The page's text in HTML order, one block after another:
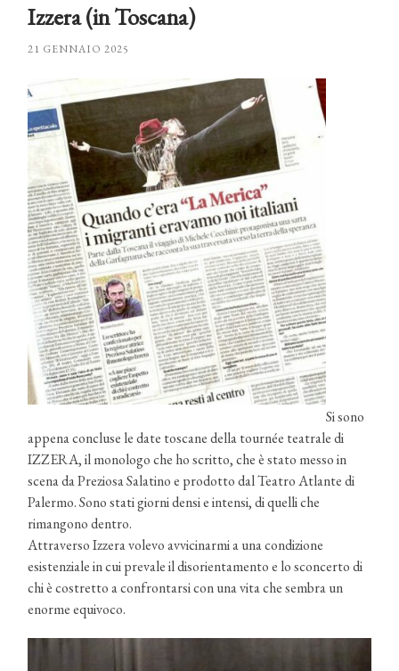
Izzera (in Toscana)
21 GENNAIO 2025
Si sono
appena concluse le date toscane della tournée teatrale di
IZZERA, il monologo che ho scritto, che è stato messo in
scena da Preziosa Salatino e prodotto dal Teatro Atlante di
Palermo. Sono stati giorni densi e intensi, di quelli che
rimangono dentro.
Attraverso Izzera volevo avvicinarmi a una condizione
esistenziale in cui prevale il disorientamento e lo sconcerto di
chi è costretto a confrontarsi con una vita che sembra un
enorme equivoco.